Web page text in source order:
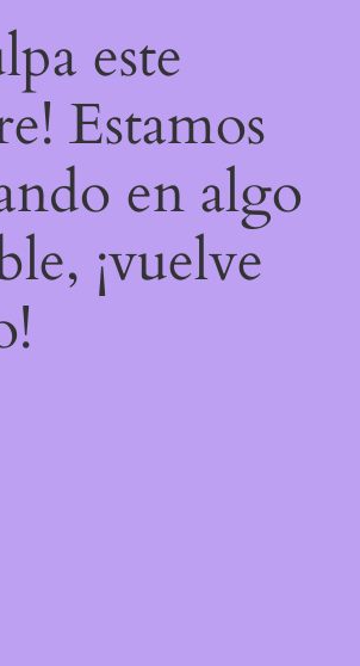
este
Estamos
en algo
¡vuelve